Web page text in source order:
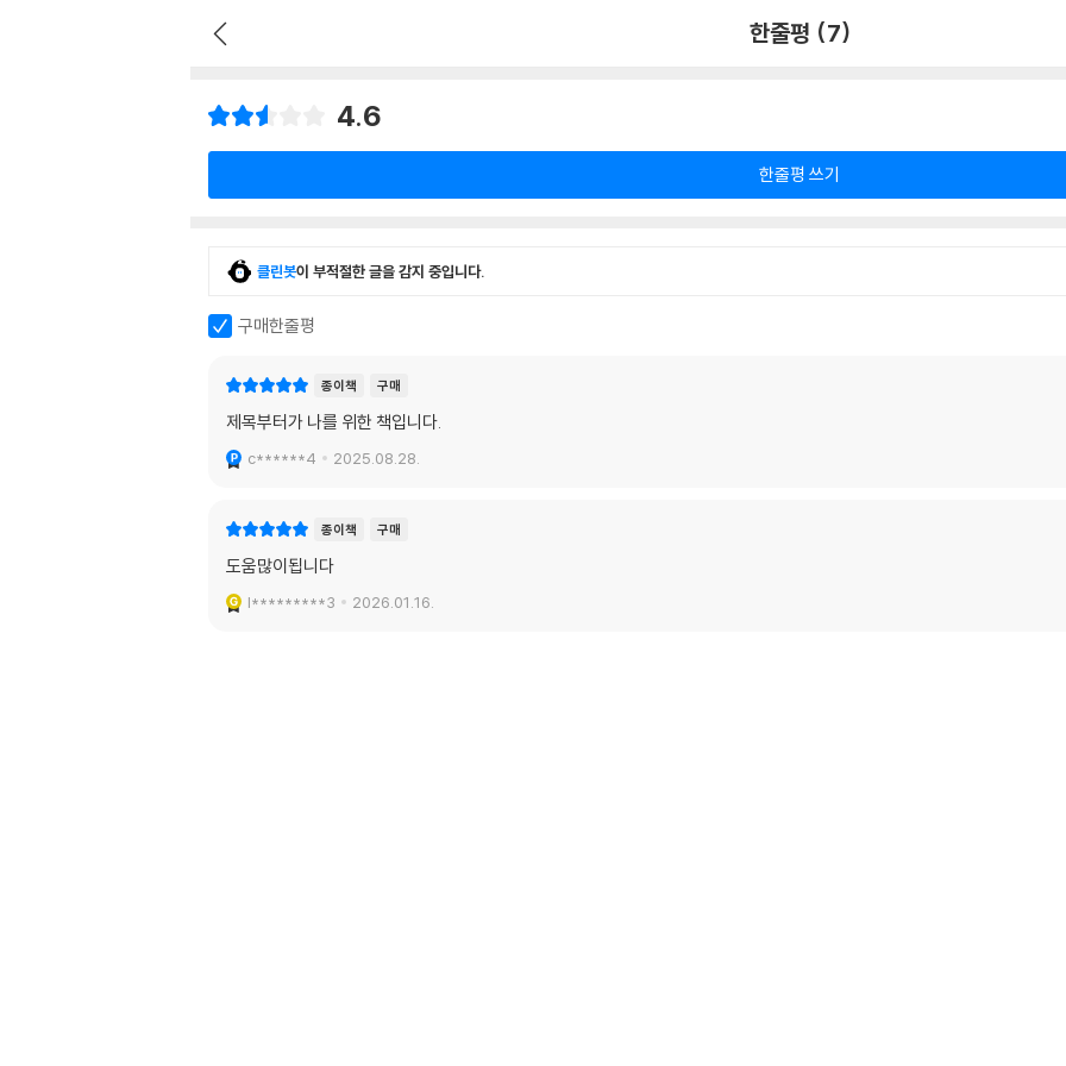
한줄평 (7)
4.6
한줄평 쓰기
클린봇이 부적절한 글을 감지 중입니다.
구매한줄평
종이책 구매
제목부터가 나를 위한 책입니다.
c******4 2025.08.28.
종이책 구매
도움많이됩니다
l*********3 2026.01.16.